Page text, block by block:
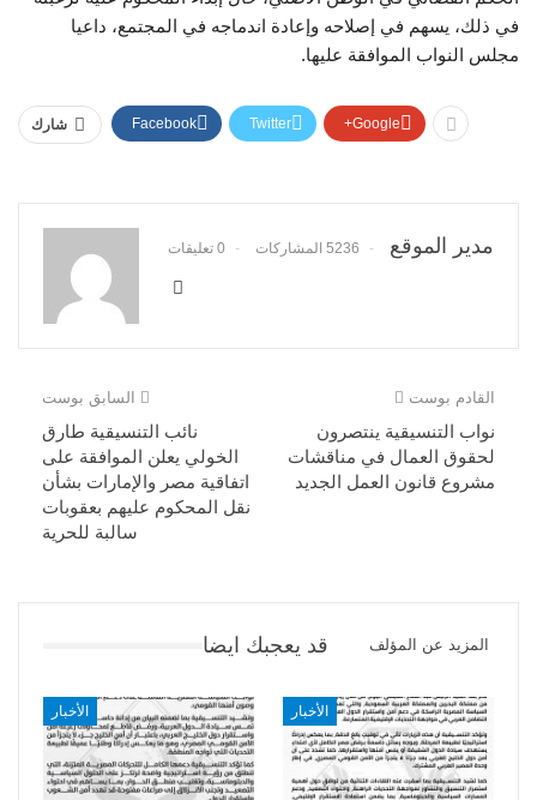
في ذلك، يسهم في إصلاحه وإعادة اندماجه في المجتمع، داعيا
مجلس النواب الموافقة عليها.
شارك Facebook Twitter Google+
مدير الموقع 5236 المشاركات 0 تعليقات
السابق بوست
نائب التنسيقية طارق
الخولي يعلن الموافقة على
اتفاقية مصر والإمارات بشأن
نقل المحكوم عليهم بعقوبات
سالبة للحرية
القادم بوست
نواب التنسيقية ينتصرون
لحقوق العمال في مناقشات
مشروع قانون العمل الجديد
قد يعجبك ايضا المزيد عن المؤلف
الأخبار الأخبار